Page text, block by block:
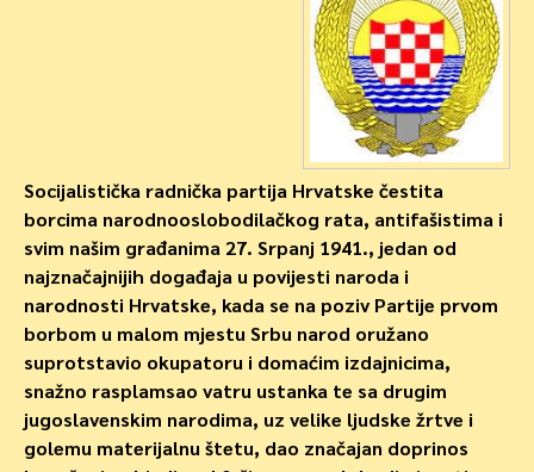
Socijalistička radnička partija Hrvatske čestita
borcima narodnooslobodilačkog rata, antifašistima i
svim našim građanima 27. Srpanj 1941., jedan od
najznačajnijih događaja u povijesti naroda i
narodnosti Hrvatske, kada se na poziv Partije prvom
borbom u malom mjestu Srbu narod oružano
suprotstavio okupatoru i domaćim izdajnicima,
snažno rasplamsao vatru ustanka te sa drugim
jugoslavenskim narodima, uz velike ljudske žrtve i
golemu materijalnu štetu, dao značajan doprinos